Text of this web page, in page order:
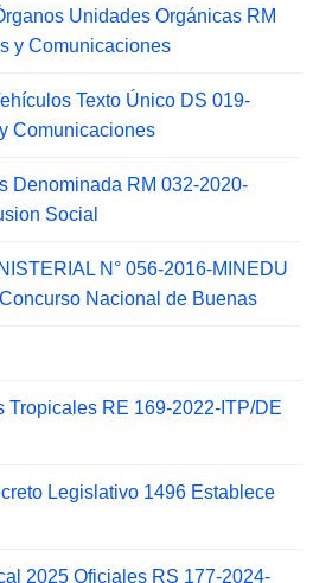
Unidades Orgánicas RM
y Comunicaciones
Texto Único DS 019-
Comunicaciones
Denominada RM 032-2020-
Social
N° 056-2016-MINEDU
Nacional de Buenas
Tropicales RE 169-2022-ITP/DE
Legislativo 1496 Establece
2025 Oficiales RS 177-2024-